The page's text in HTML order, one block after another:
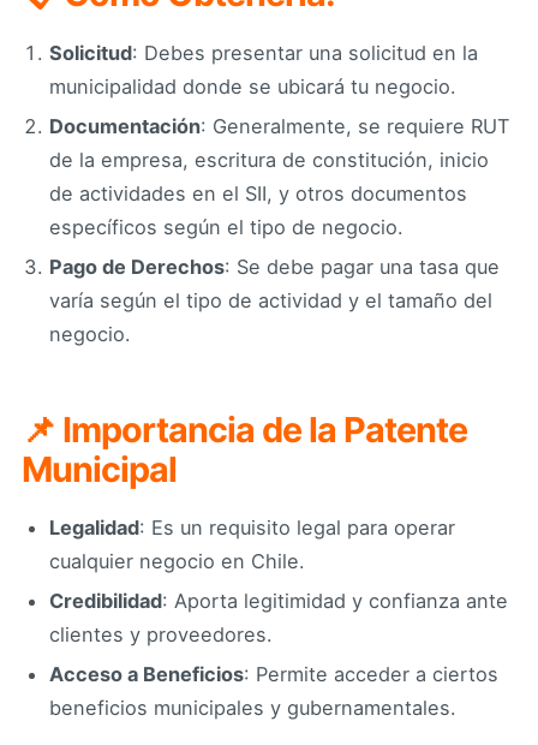
Solicitud: Debes presentar una solicitud en la
municipalidad donde se ubicará tu negocio.
Documentación: Generalmente, se requiere RUT
de la empresa, escritura de constitución, inicio
de actividades en el SII, y otros documentos
específicos según el tipo de negocio.
Pago de Derechos: Se debe pagar una tasa que
varía según el tipo de actividad y el tamaño del
negocio.
📌 Importancia de la Patente
Municipal
Legalidad: Es un requisito legal para operar
cualquier negocio en Chile.
Credibilidad: Aporta legitimidad y confianza ante
clientes y proveedores.
Acceso a Beneficios: Permite acceder a ciertos
beneficios municipales y gubernamentales.